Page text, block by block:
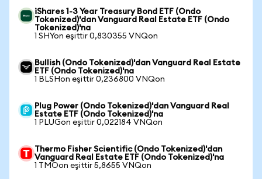
iShares 1-3 Year Treasury Bond ETF (Ondo
Tokenized)'dan Vanguard Real Estate ETF (Ondo
Tokenized)'na
1 SHYon eşittir 0,830355 VNQon
Bullish (Ondo Tokenized)'dan Vanguard Real Estate
ETF (Ondo Tokenized)'na
1 BLSHon eşittir 0,236800 VNQon
Plug Power (Ondo Tokenized)'dan Vanguard Real
Estate ETF (Ondo Tokenized)'na
1 PLUGon eşittir 0,022184 VNQon
Thermo Fisher Scientific (Ondo Tokenized)'dan
Vanguard Real Estate ETF (Ondo Tokenized)'na
1 TMOon eşittir 5,8655 VNQon